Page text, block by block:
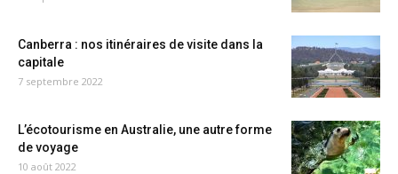
Canberra : nos itinéraires de visite dans la
capitale
7 septembre 2022
L’écotourisme en Australie, une autre forme
de voyage
10 août 2022